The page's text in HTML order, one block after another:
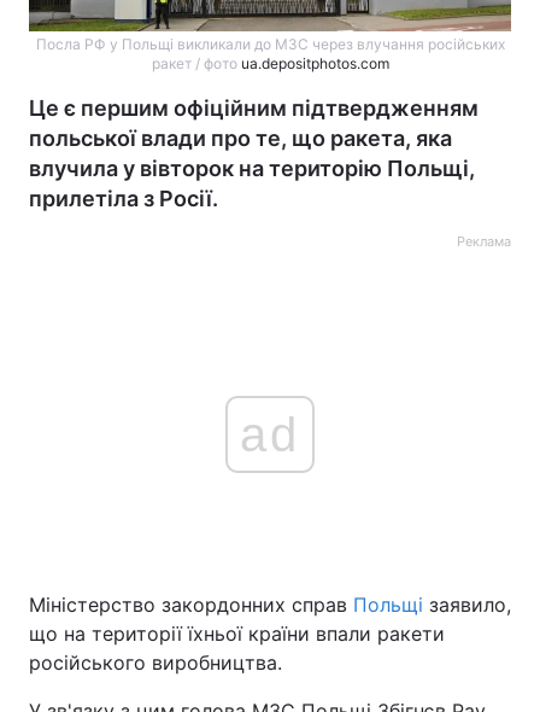
Посла РФ у Польщі викликали до МЗС через влучання російських
ракет / фото ua.depositphotos.com
Це є першим офіційним підтвердженням
польської влади про те, що ракета, яка
влучила у вівторок на територію Польщі,
прилетіла з Росії.
Реклама
ad
Міністерство закордонних справ Польщі заявило,
що на території їхньої країни впали ракети
російського виробництва.